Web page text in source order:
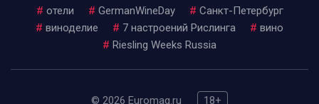
# отели # GermanWineDay # Санкт-Петербург
# виноделие # 7 настроений Рислинга # вино
# Riesling Weeks Russia
© 2026 Euromag.ru
18+